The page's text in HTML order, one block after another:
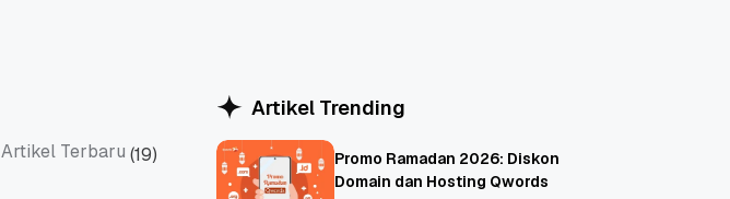
Artikel Terbaru (19)
Artikel Trending
Promo Ramadan 2026: Diskon
Domain dan Hosting Qwords